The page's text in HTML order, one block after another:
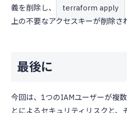
義を削除し、
terraform apply
上の不要なアクセスキーが削除さ
最後に
今回は、1つのIAMユーザーが複
とによるセキュリティリスクと、